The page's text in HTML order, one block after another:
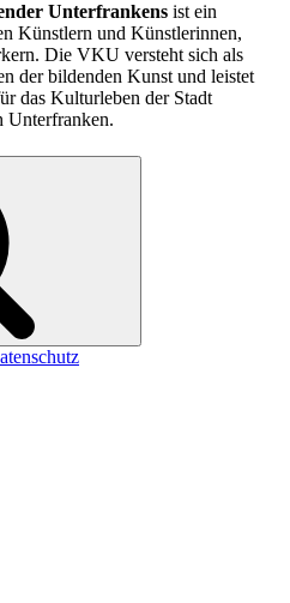
Unterfrankens ist ein
Künstlern und Künstlerinnen,
Die VKU versteht sich als
der bildenden Kunst und leistet
das Kulturleben der Stadt
Unterfranken.